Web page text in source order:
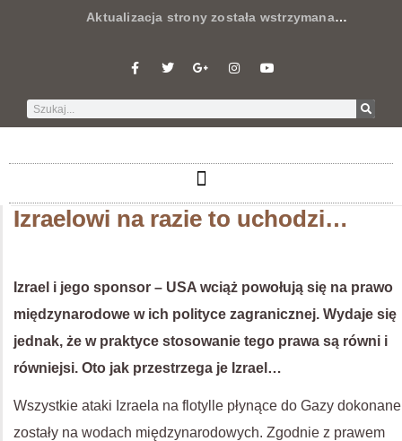
Aktualizacja strony została wstrzymana…
Izraelowi na razie to uchodzi…
Izrael i jego sponsor – USA wciąż powołują się na prawo
międzynarodowe w ich polityce zagranicznej. Wydaje się
jednak, że w praktyce stosowanie tego prawa są równi i
równiejsi. Oto jak przestrzega je Izrael…
Wszystkie ataki Izraela na flotylle płynące do Gazy dokonane
zostały na wodach międzynarodowych. Zgodnie z prawem